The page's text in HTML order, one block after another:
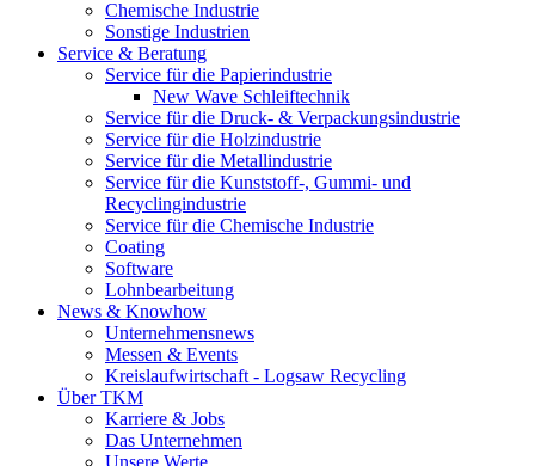
Chemische Industrie
Sonstige Industrien
Service & Beratung
Service für die Papierindustrie
New Wave Schleiftechnik
Service für die Druck- & Verpackungsindustrie
Service für die Holzindustrie
Service für die Metallindustrie
Service für die Kunststoff-, Gummi- und
Recyclingindustrie
Service für die Chemische Industrie
Coating
Software
Lohnbearbeitung
News & Knowhow
Unternehmensnews
Messen & Events
Kreislaufwirtschaft - Logsaw Recycling
Über TKM
Karriere & Jobs
Das Unternehmen
Unsere Werte